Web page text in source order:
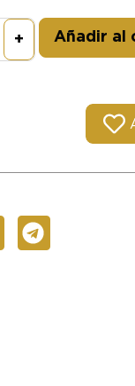
+ Añadir al